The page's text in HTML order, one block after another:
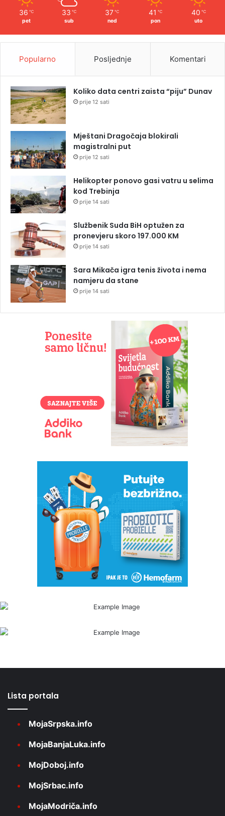
36 ℃
pet
33 ℃
sub
37 ℃
ned
41 ℃
pon
40 ℃
uto
Popularno Posljednje Komentari
Koliko data centri zaista “piju” Dunav
prije 12 sati
Mještani Dragočaja blokirali
magistralni put
prije 12 sati
Helikopter ponovo gasi vatru u selima
kod Trebinja
prije 14 sati
Službenik Suda BiH optužen za
pronevjeru skoro 197.000 KM
prije 14 sati
Sara Mikača igra tenis života i nema
namjeru da stane
prije 14 sati
Lista portala
MojaSrpska.info
MojaBanjaLuka.info
MojDoboj.info
MojSrbac.info
MojaModriča.info